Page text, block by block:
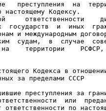
преступления  на
ответственности
государств  и  иных
и международным
судам,  в  случае
территории    РСФСР,
за пределами СССР
преступления за
или